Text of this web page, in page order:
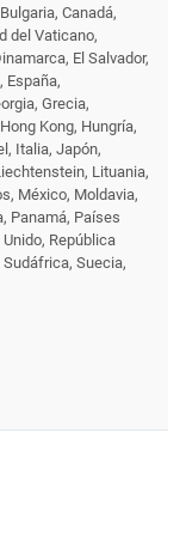
Canadá,
del Vaticano,
El Salvador,
España,
Grecia,
Kong, Hungría,
Italia, Japón,
Lituania,
México, Moldavia,
Panamá, Países
República
Sudáfrica, Suecia,